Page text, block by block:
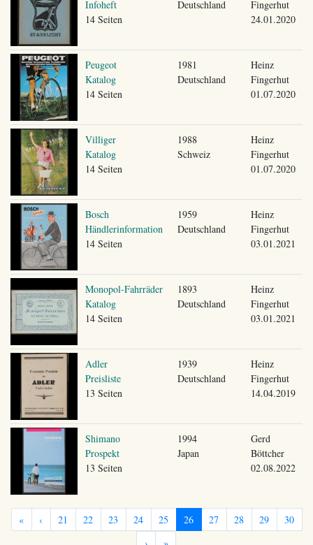
Infoheft
14 Seiten
Deutschland
Fingerhut
24.01.2020
Peugeot
Katalog
14 Seiten
1981
Deutschland
Heinz
Fingerhut
01.07.2020
Villiger
Katalog
14 Seiten
1988
Schweiz
Heinz
Fingerhut
01.07.2020
Bosch
Händlerinformation
14 Seiten
1959
Deutschland
Heinz
Fingerhut
03.01.2021
Monopol-Fahrräder
Katalog
14 Seiten
1893
Deutschland
Heinz
Fingerhut
03.01.2021
Adler
Preisliste
13 Seiten
1939
Deutschland
Heinz
Fingerhut
14.04.2019
Shimano
Prospekt
13 Seiten
1994
Japan
Gerd
Böttcher
02.08.2022
« ‹ 21 22 23 24 25 26 27 28 29
30
›
»